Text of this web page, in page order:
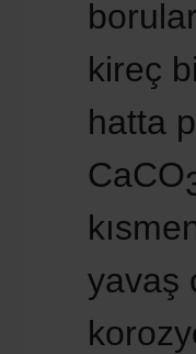
kireç
hatta
CaCO
yavaş